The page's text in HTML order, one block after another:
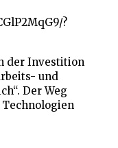
?
der Investition
und
Der Weg